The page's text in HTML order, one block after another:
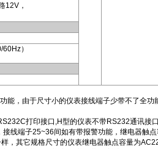
12V，
）
能，由于尺寸小的仪表接线端子少带不了全
打印接口,H型的仪表不带RS232通讯接
线端子25~36间如有带报警功能，继电器触
，其它规格尺寸的仪表继电器触点容量为